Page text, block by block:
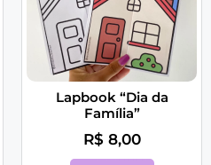
Lapbook “Dia da
Família”
R$ 8,00